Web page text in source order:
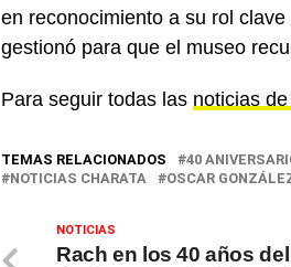
en reconocimiento a su rol
gestionó para que el museo
Para seguir todas las noticias
TEMAS RELACIONADOS 40
NOTICIAS CHARATA
OSCAR
NOTICIAS
Rach en los 40 años